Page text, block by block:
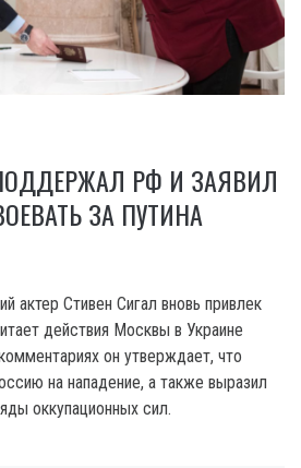
РФ И ЗАЯВИЛ
ЗА ПУТИНА
актер Стивен Сигал вновь привлек
действия Москвы в Украине
он утверждает, что
на нападение, а также выразил
оккупационных сил.